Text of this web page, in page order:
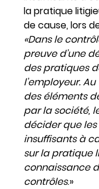
la pratique
de cause, lors
«Dans le
preuve d’une
des pratiques
l’employeur.
des éléments
par la société,
décider que
insuffisants à
sur la pratique
connaissance
contrôles.»